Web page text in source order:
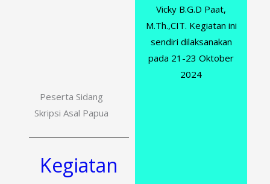
Peserta Sidang
Skripsi Asal Papua
Kegiatan
Vicky B.G.D Paat,
M.Th.,CIT. Kegiatan ini
sendiri dilaksanakan
pada 21-23 Oktober
2024